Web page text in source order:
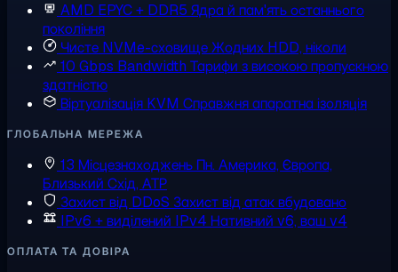
AMD EPYC + DDR5 Ядра й пам'ять останнього
покоління
Чисте NVMe-сховищеЖодних HDD, ніколи
10 Gbps Bandwidth Тарифи з високою пропускною
здатністю
Віртуалізація KVM Справжня апаратна ізоляція
ГЛОБАЛЬНА МЕРЕЖА
13 Місцезнаходжень Пн. Америка, Європа,
Близький Схід, АТР
Захист від DDoS Захист від атак вбудовано
IPv6 + виділений IPv4 Нативний v6, ваш v4
ОПЛАТА ТА ДОВІРА